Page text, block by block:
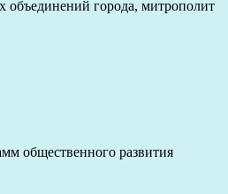
объединений города, митрополит
общественного развития